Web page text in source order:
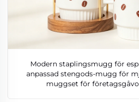
Modern staplingsmugg för
anpassad stengods-mugg för
muggset för